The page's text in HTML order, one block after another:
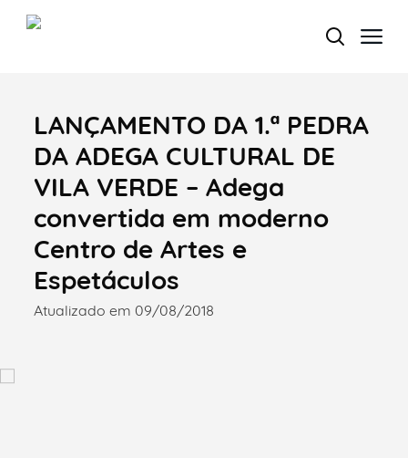
Termo de Pesquisa
Categorias gerais
LANÇAMENTO DA 1.ª PEDRA
DA ADEGA CULTURAL DE
VILA VERDE – Adega
convertida em moderno
Centro de Artes e
Espetáculos
Atualizado em 09/08/2018